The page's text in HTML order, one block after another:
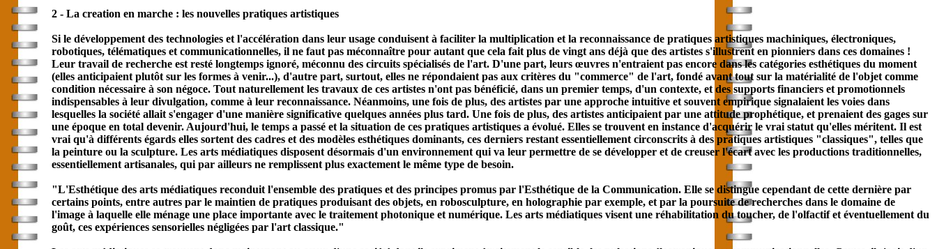
2 - La creation en marche : les nouvelles pratiques artistiques
Si le développement des technologies et l'accélération dans leur usage conduisent à faciliter la multiplication et la reconnaissance de pratiques artistiques machiniques, électroniques,
robotiques, télématiques et communicationnelles, il ne faut pas méconnaître pour autant que cela fait plus de vingt ans déjà que des artistes s'illustrent en pionniers dans ces domaines !
Leur travail de recherche est resté longtemps ignoré, méconnu des circuits spécialisés de l'art. D'une part, leurs œuvres n'entraient pas encore dans les catégories esthétiques du moment
(elles anticipaient plutôt sur les formes à venir...), d'autre part, surtout, elles ne répondaient pas aux critères du "commerce" de l'art, fondé avant tout sur la matérialité de l'objet comme
condition nécessaire à son négoce. Tout naturellement les travaux de ces artistes n'ont pas bénéficié, dans un premier temps, d'un contexte, et des supports financiers et promotionnels
indispensables à leur divulgation, comme à leur reconnaissance. Néanmoins, une fois de plus, des artistes par une approche intuitive et souvent empirique signalaient les voies dans
lesquelles la société allait s'engager d'une manière significative quelques années plus tard. Une fois de plus, des artistes anticipaient par une attitude prophétique, et prenaient des gages sur
une époque en total devenir. Aujourd'hui, le temps a passé et la situation de ces pratiques artistiques a évolué. Elles se trouvent en instance d'acquérir le vrai statut qu'elles méritent. Il est
vrai qu'à différents égards elles sortent des cadres et des modèles esthétiques dominants, ces derniers restant essentiellement circonscrits à des pratiques artistiques "classiques", telles que
la peinture ou la sculpture. Les arts médiatiques disposent désormais d'un environnement qui va leur permettre de se développer et de creuser l'écart avec les productions traditionnelles,
essentiellement artisanales, qui par ailleurs ne remplissent plus exactement le même type de besoin.
"L'Esthétique des arts médiatiques reconduit l'ensemble des pratiques et des principes promus par l'Esthétique de la Communication. Elle se distingue cependant de cette dernière par
certains points, entre autres par le maintien de pratiques produisant des objets, en robosculpture, en holographie par exemple, et par la poursuite de recherches dans le domaine de
l'image à laquelle elle ménage une place importante avec le traitement photonique et numérique. Les arts médiatiques visent une réhabilitation du toucher, de l'olfactif et éventuellement du
goût, ces expériences sensorielles négligées par l'art classique."